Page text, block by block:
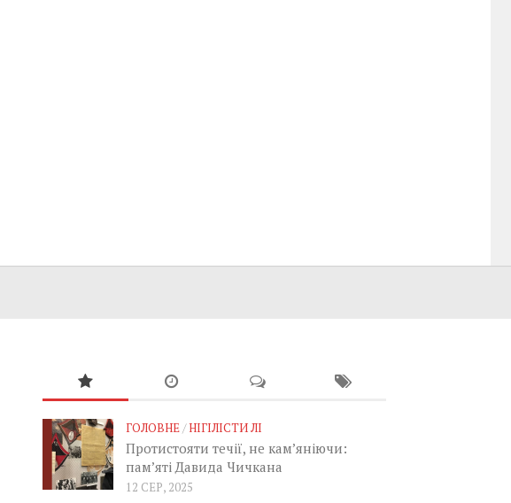
ГОЛОВНЕ/НІГІЛІСТИ ЛІ
Протистояти течії, не кам’яніючи:
пам’яті Давида Чичкана
12 СЕР, 2025